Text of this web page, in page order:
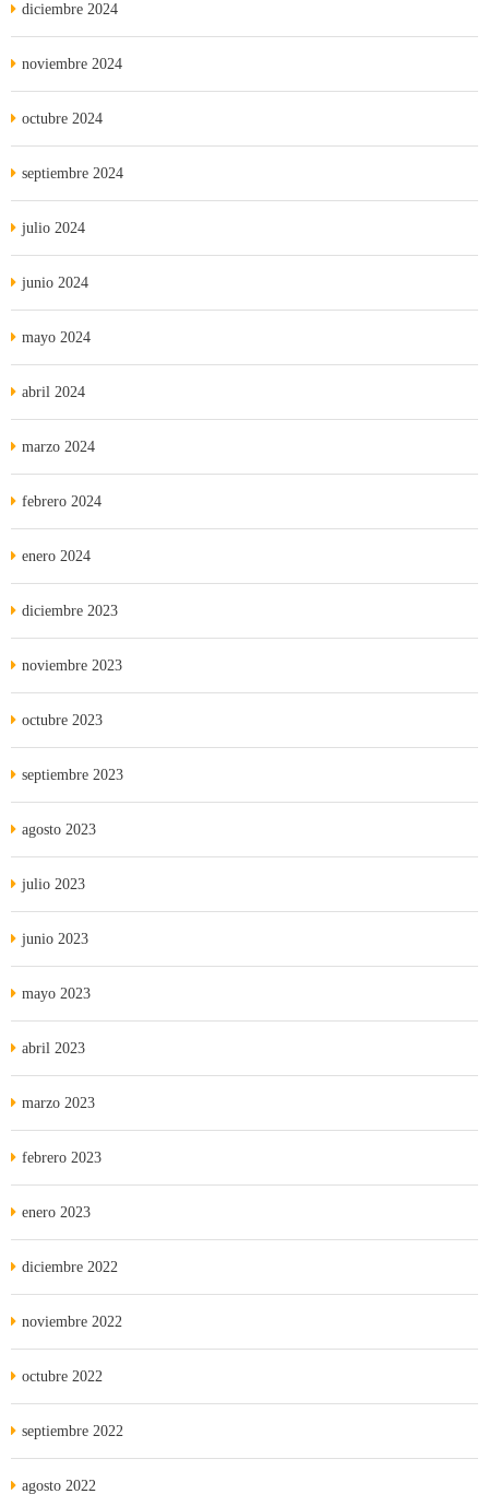
diciembre 2024
noviembre 2024
octubre 2024
septiembre 2024
julio 2024
junio 2024
mayo 2024
abril 2024
marzo 2024
febrero 2024
enero 2024
diciembre 2023
noviembre 2023
octubre 2023
septiembre 2023
agosto 2023
julio 2023
junio 2023
mayo 2023
abril 2023
marzo 2023
febrero 2023
enero 2023
diciembre 2022
noviembre 2022
octubre 2022
septiembre 2022
agosto 2022